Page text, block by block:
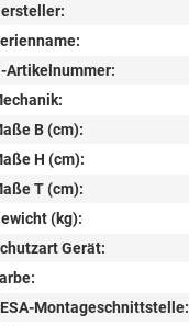
Artikelnummer:
B (cm):
H (cm):
T (cm):
(kg):
Gerät:
Montageschnittstelle: